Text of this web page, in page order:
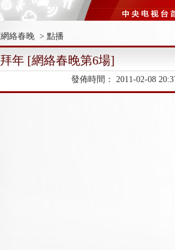
絡春晚 > 點播
年 [網絡春晚第6場]
發佈時間： 2011-02-08